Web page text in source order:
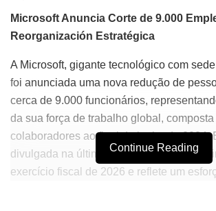
Microsoft Anuncia Corte de 9.000
Reorganización Estratégica
A Microsoft, gigante tecnológico com
foi anunciada uma nova redução de
cerca de 9.000 funcionários,
da sua força de trabalho global,
colaboradores ao final de junho de 2024.
divulgada na última quarta-feira, marca o
exercício fiscal de 2026 e reflete um
Continue Reading